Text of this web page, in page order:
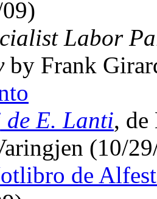
Labor
by Frank
de E. Lanti, de
(10/
de